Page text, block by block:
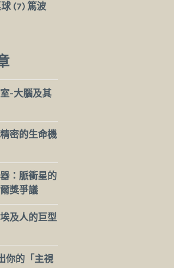
(7) 篤波
-大腦及其
密的生命機
：脈衝星的
獎爭議
及人的巨型
你的「主視